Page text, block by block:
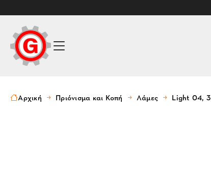
Αρχική Πριόνισμα και Κοπή Λάμες Light 04,